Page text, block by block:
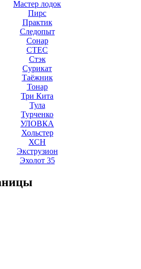
Мастер лодок
Пирс
Практик
Следопыт
Сонар
СТЕС
Стэк
Сурикат
Таёжник
Тонар
Три Кита
Тула
Турченко
УЛОВКА
Хольстер
ХСН
Экструзион
Эхолот 35